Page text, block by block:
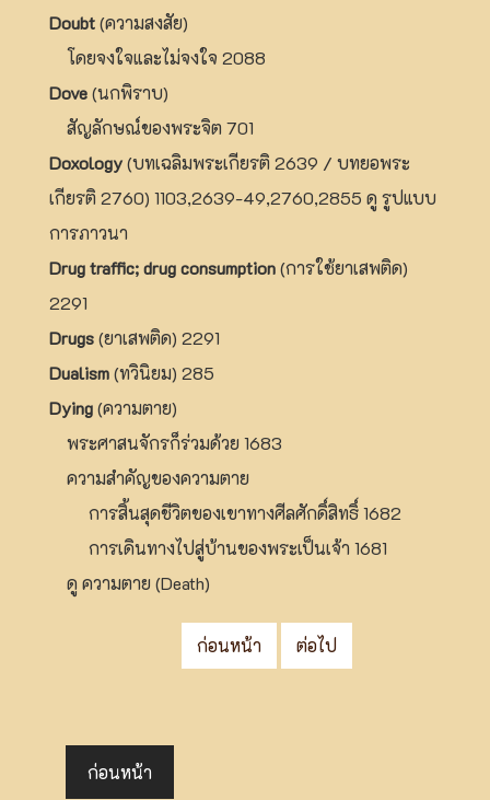
Doubt(ความสงสัย)
โดยจงใจและไม่จงใจ 2088
Dove(นกพิราบ)
สัญลักษณ์ของพระจิต 701
Doxology(บทเฉลิมพระเกียรติ 2639 / บทยอพระ
เกียรติ 2760) 1103,2639-49,2760,2855 ดู รูปแบบ
การภาวนา
Drug traffic; drug consumption(การใช้ยาเสพติด)
2291
Drugs(ยาเสพติด) 2291
Dualism(ทวินิยม) 285
Dying(ความตาย)
พระศาสนจักรก็ร่วมด้วย 1683
ความสำคัญของความตาย
การสิ้นสุดชีวิตของเขาทางศีลศักดิ์สิทธิ์ 1682
การเดินทางไปสู่บ้านของพระเป็นเจ้า 1681
ดู ความตาย (Death)
ก่อนหน้า ต่อไป
ก่อนหน้า